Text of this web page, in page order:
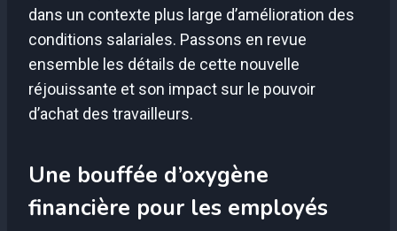
dans un contexte plus large d’amélioration des
conditions salariales. Passons en revue
ensemble les détails de cette nouvelle
réjouissante et son impact sur le pouvoir
d’achat des travailleurs.
Une bouffée d’oxygène
financière pour les employés